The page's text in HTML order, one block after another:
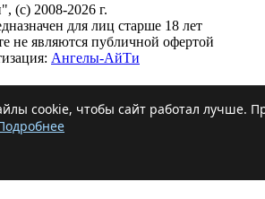
2008-2026 г.
для лиц старше 18 лет
не являются публичной офертой
Ангелы-АйТи
cookie, чтобы сайт работал лучше.